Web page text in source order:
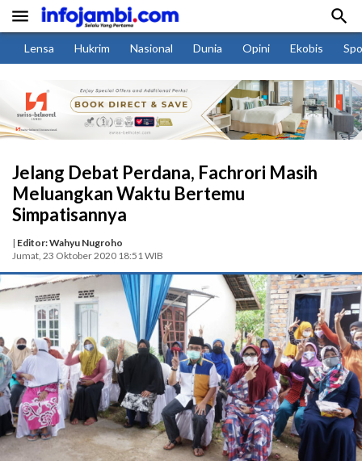
 
Lensa Hukrim Nasional Dunia Opini Ekobis
Jelang Debat Perdana, Fachrori Masih
Meluangkan Waktu Bertemu
Simpatisannya
| Editor: Wahyu Nugroho
Jumat, 23 Oktober 2020 18:51 WIB